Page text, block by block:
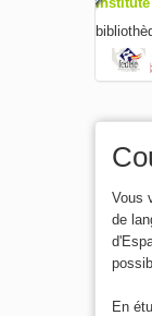
Vous
de
En